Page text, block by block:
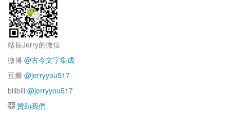
站長Jerry的微信
微博 @古今文字集成
豆瓣 @jerryyou517
bilibili @jerryyou517
贊助我們